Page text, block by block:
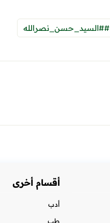
##السيد_حسن_نصرالله
أقسام أخرى
أدب
طب